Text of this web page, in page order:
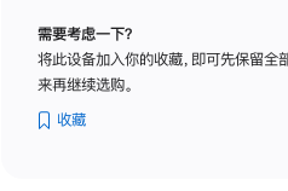
需要考虑一下？
将此设备加入你的收藏，即可先保留全
来再继续选购。
收藏